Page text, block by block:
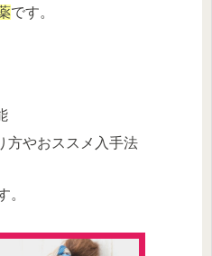
です。
方やおススメ入手法
。